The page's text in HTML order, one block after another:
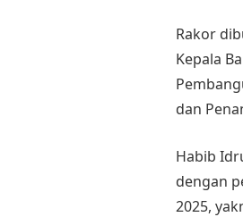
Rakor
Kepala
dan
Habib
dengan
2025,